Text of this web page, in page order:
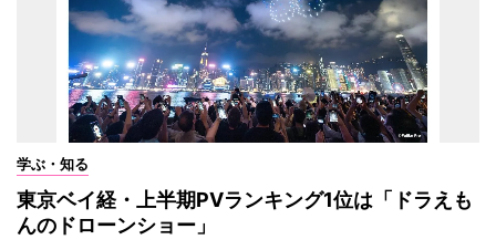
学ぶ・知る
東京ベイ経・上半期PVランキング1位は「ドラえも
んのドローンショー」